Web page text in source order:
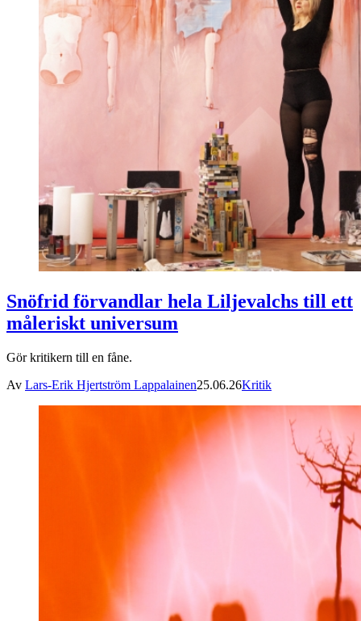
Snöfrid förvandlar hela Liljevalchs till ett
måleriskt universum
Gör kritikern till en fåne.
Av Lars-Erik Hjertström Lappalainen25.06.26Kritik